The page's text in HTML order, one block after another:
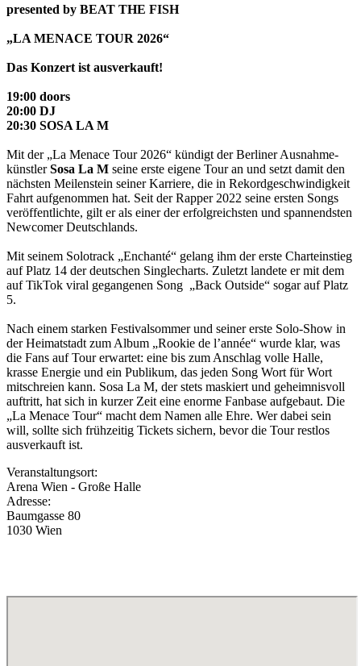
presented by BEAT THE FISH
„LA MENACE TOUR 2026“
Das Konzert ist ausverkauft!
19:00 doors
20:00 DJ
20:30 SOSA LA M
Mit der „La Menace Tour 2026“ kündigt der Berliner Ausnahme­
künstlerSosa La M seine erste eigene Tour an und setzt damit den
nächsten Meilenstein seiner Karriere, die in Rekordgeschwindigkeit
Fahrt aufgenommen hat. Seit der Rapper 2022 seine ersten Songs
veröffentlichte, gilt er als einer der erfolgreichsten und spannendsten
Newcomer Deutschlands.
Mit seinem Solotrack „Enchanté“ gelang ihm der erste Charteinstieg
auf Platz 14 der deutschen Singlecharts. Zuletzt landete er mit dem
auf TikTok viral gegangenen Song „Back Outside“ sogar auf Platz
5.
Nach einem starken Festivalsommer und seiner erste Solo-Show in
der Heimatstadt zum Album „Rookie de l’année“ wurde klar, was
die Fans auf Tour erwartet: eine bis zum Anschlag volle Halle,
krasse Energie und ein Publikum, das jeden Song Wort für Wort
mitschreien kann. Sosa La M, der stets maskiert und geheimnisvoll
auftritt, hat sich in kurzer Zeit eine enorme Fanbase aufgebaut. Die
„La Menace Tour“ macht dem Namen alle Ehre. Wer dabei sein
will, sollte sich frühzeitig Tickets sichern, bevor die Tour restlos
ausverkauft ist.
Veranstaltungsort:
Arena Wien - Große Halle
Adresse:
Baumgasse 80
1030 Wien